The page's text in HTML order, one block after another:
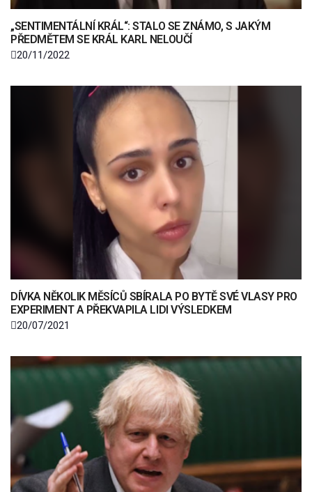
„SENTIMENTÁLNÍ KRÁL“: STALO SE ZNÁMO, S JAKÝM
PŘEDMĚTEM SE KRÁL KARL NELOUČÍ
20/11/2022
DÍVKA NĚKOLIK MĚSÍCŮ SBÍRALA PO BYTĚ SVÉ VLASY PRO
EXPERIMENT A PŘEKVAPILA LIDI VÝSLEDKEM
20/07/2021